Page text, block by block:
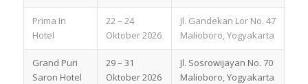
Prima In
Hotel
22 – 24
Oktober 2026
Jl. Gandekan Lor No. 47
Malioboro, Yogyakarta
Grand Puri
Saron Hotel
29 – 31
Oktober 2026
Jl. Sosrowijayan No. 70
Malioboro, Yogyakarta